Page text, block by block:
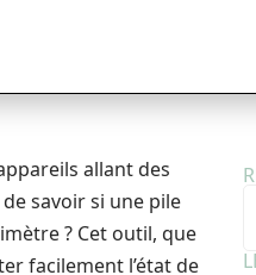
allant des
savoir si une pile
? Cet outil, que
facilement l’état de